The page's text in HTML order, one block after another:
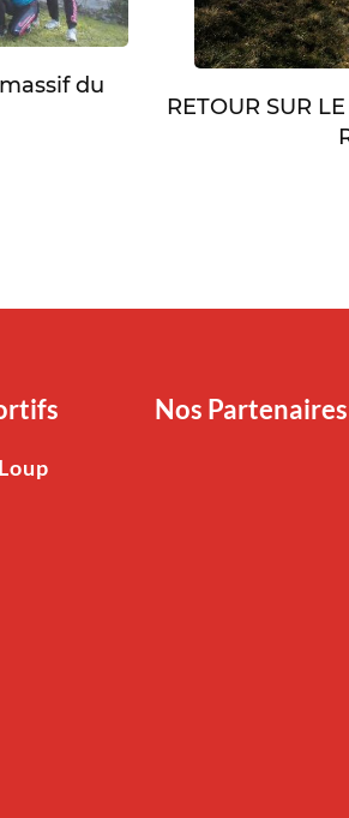
du
RETOUR SUR
Nos Partenaires